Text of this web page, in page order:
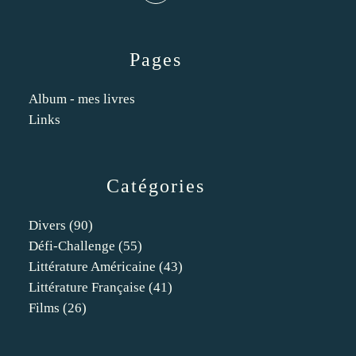
Catégories
Divers (90)
Défi-Challenge (55)
Littérature Américaine (43)
Littérature Française (41)
Films (26)
Pages
Album - mes livres
Links